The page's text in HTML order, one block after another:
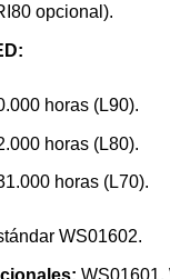
opcional).
horas (L90).
horas (L80).
horas (L70).
WS01602.
WS01601,